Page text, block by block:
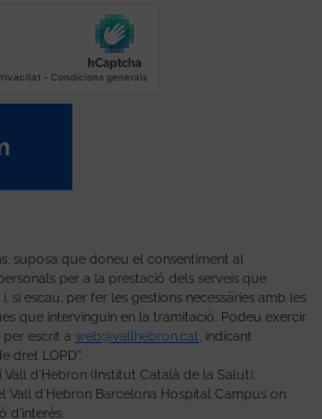
suposa que doneu el consentiment al
per a la prestació dels serveis que
si escau, per fer les gestions necessàries amb les
que intervinguin en la tramitació. Podeu exercir
escrit a web@vallhebron.cat, indicant
dret LOPD”.
d’Hebron (Institut Català de la Salut).
d’Hebron Barcelona Hospital Campus on
d’interès.